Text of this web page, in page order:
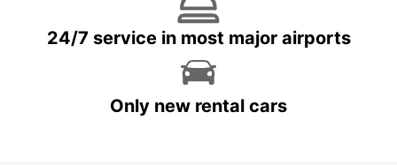
24/7 service in most major airports
Only new rental cars